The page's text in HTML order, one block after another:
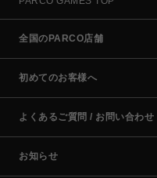
全国のPARCO店舗
初めてのお客様へ
よくあるご質問 / お問い合わせ
お知らせ